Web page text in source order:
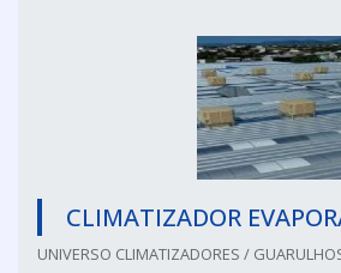
CLIMATIZADOR
UNIVERSO CLIMATIZADORES /